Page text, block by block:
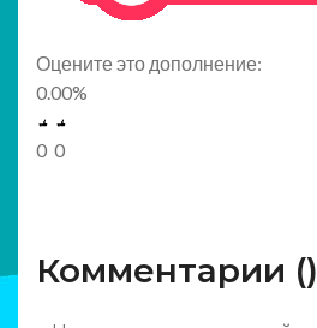
Оцените это дополнение:
0.00%
0 0
Комментарии ()